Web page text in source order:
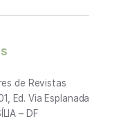
de Revistas
Ed. Via Esplanada
– DF